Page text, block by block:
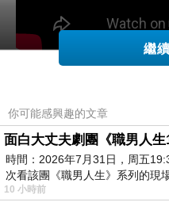
什麼才是真正的幸福
基督徒生命經歷-幸
如果你想了解更
繼
你可能感興趣的文章
面白大丈夫劇團《職男人生
時間：2026年7月31日，周五
次看該團《職男人生》系列的現
10 小時前